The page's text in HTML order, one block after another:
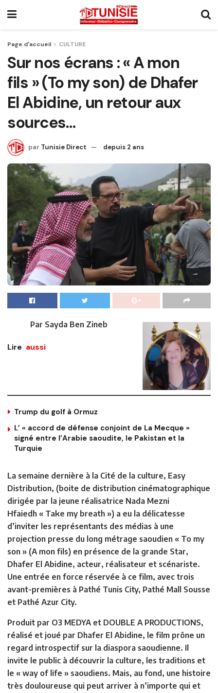
Page d'accueil CULTURE
Sur nos écrans : « A mon
fils » (To my son) de Dhafer
El Abidine, un retour aux
sources…
par Tunisie Direct depuis 2 ans
Par Sayda Ben Zineb
Lire aussi
Trump du golf à Ormuz
L’ « accord de défense conjoint de La Mecque »
signé entre l’Arabie saoudite, le Pakistan et la
Turquie
La semaine dernière à la Cité de la culture, Easy
Distribution, (boite de distribution cinématographique
dirigée par la jeune réalisatrice Nada Mezni
Hfaiedh « Take my breath ») a eu la délicatesse
d’inviter les représentants des médias à une
projection presse du long métrage saoudien « To my
son » (A mon fils) en présence de la grande Star,
Dhafer El Abidine, acteur, réalisateur et scénariste.
Une entrée en force réservée à ce film, avec trois
avant-premières à Pathé Tunis City, Pathé Mall Sousse
et Pathé Azur City.
Produit par O3 MEDYA et DOUBLE A PRODUCTIONS,
réalisé et joué par Dhafer El Abidine, le film prône un
regard introspectif sur la diaspora saoudienne. Il
invite le public à découvrir la culture, les traditions et
le « way of life » saoudiens. Mais, au fond, une histoire
très douloureuse qui peut arriver à n’importe qui et